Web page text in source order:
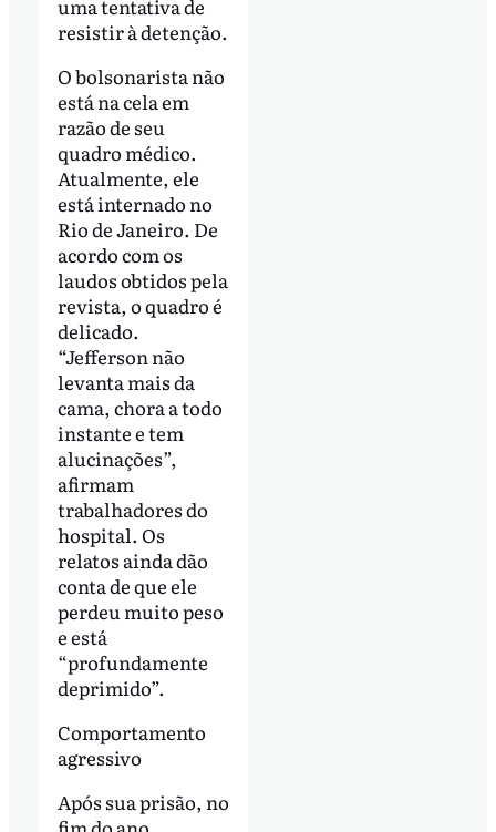
uma tentativa de
resistir à detenção.
O bolsonarista não
está na cela em
razão de seu
quadro médico.
Atualmente, ele
está internado no
Rio de Janeiro. De
acordo com os
laudos obtidos pela
revista, o quadro é
delicado.
“Jefferson não
levanta mais da
cama, chora a todo
instante e tem
alucinações”,
afirmam
trabalhadores do
hospital. Os
relatos ainda dão
conta de que ele
perdeu muito peso
e está
“profundamente
deprimido”.
Comportamento
agressivo
Após sua prisão, no